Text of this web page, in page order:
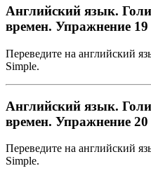
Английский язык.
времен. Упражнение 19
Переведите на английский
Simple.
Английский язык.
времен. Упражнение 20
Переведите на английский
Simple.